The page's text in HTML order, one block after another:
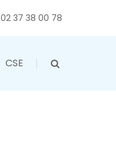
02 37 38 00 78
CSE